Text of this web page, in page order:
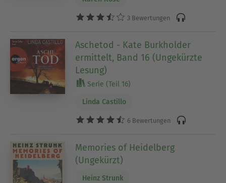
3 Bewertungen
Aschetod - Kate Burkholder
ermittelt, Band 16 (Ungekürzte
Lesung)
Serie (Teil 16)
Linda Castillo
6 Bewertungen
Memories of Heidelberg
(Ungekürzt)
Heinz Strunk